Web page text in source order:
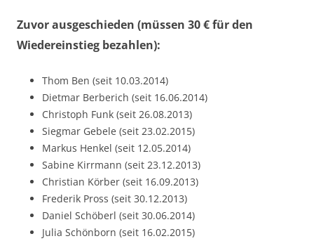
Zuvor ausgeschieden (müssen 30 € für den
Wiedereinstieg bezahlen):
Thom Ben (seit 10.03.2014)
Dietmar Berberich (seit 16.06.2014)
Christoph Funk (seit 26.08.2013)
Siegmar Gebele (seit 23.02.2015)
Markus Henkel (seit 12.05.2014)
Sabine Kirrmann (seit 23.12.2013)
Christian Körber (seit 16.09.2013)
Frederik Pross (seit 30.12.2013)
Daniel Schöberl (seit 30.06.2014)
Julia Schönborn (seit 16.02.2015)